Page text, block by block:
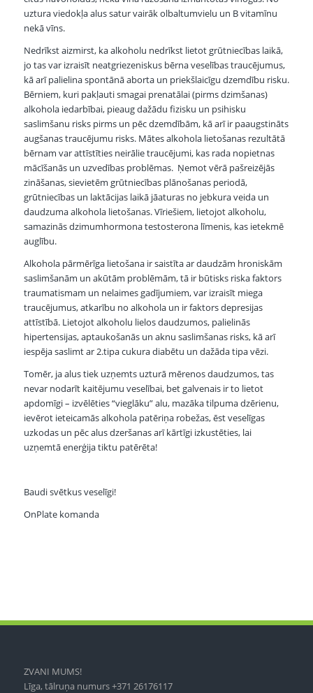
uztura viedokļa alus satur vairāk olbaltumvielu un B vitamīnu
nekā vīns.
Nedrīkst aizmirst, ka alkoholu nedrīkst lietot grūtniecības laikā,
jo tas var izraisīt neatgriezeniskus bērna veselības traucējumus,
kā arī palielina spontānā aborta un priekšlaicīgu dzemdību risku.
Bērniem, kuri pakļauti smagai prenatālai (pirms dzimšanas)
alkohola iedarbībai, pieaug dažādu fizisku un psihisku
saslimšanu risks pirms un pēc dzemdībām, kā arī ir paaugstināts
augšanas traucējumu risks. Mātes alkohola lietošanas rezultātā
bērnam var attīstīties neirālie traucējumi, kas rada nopietnas
mācīšanās un uzvedības problēmas. Ņemot vērā pašreizējās
zināšanas, sievietēm grūtniecības plānošanas periodā,
grūtniecības un laktācijas laikā jāaturas no jebkura veida un
daudzuma alkohola lietošanas. Vīriešiem, lietojot alkoholu,
samazinās dzimumhormona testosterona līmenis, kas ietekmē
auglību.
Alkohola pārmērīga lietošana ir saistīta ar daudzām hroniskām
saslimšanām un akūtām problēmām, tā ir būtisks riska faktors
traumatismam un nelaimes gadījumiem, var izraisīt miega
traucējumus, atkarību no alkohola un ir faktors depresijas
attīstībā. Lietojot alkoholu lielos daudzumos, palielinās
hipertensijas, aptaukošanās un aknu saslimšanas risks, kā arī
iespēja saslimt ar 2.tipa cukura diabētu un dažāda tipa vēzi.
Tomēr, ja alus tiek uzņemts uzturā mērenos daudzumos, tas
nevar nodarīt kaitējumu veselībai, bet galvenais ir to lietot
apdomīgi – izvēlēties “vieglāku” alu, mazāka tilpuma dzērienu,
ievērot ieteicamās alkohola patēriņa robežas, ēst veselīgas
uzkodas un pēc alus dzeršanas arī kārtīgi izkustēties, lai
uzņemtā enerģija tiktu patērēta!
Baudi svētkus veselīgi!
OnPlate komanda
ZVANI MUMS!
Līga, tālruņa numurs +371 26176117